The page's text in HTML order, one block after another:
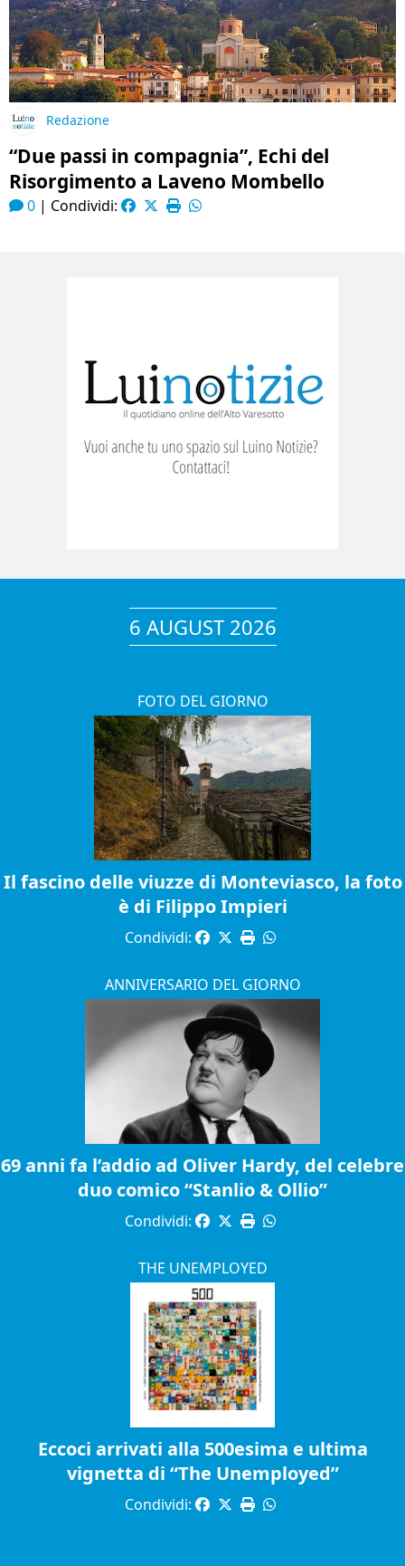
Redazione
“Due passi in compagnia”, Echi del
Risorgimento a Laveno Mombello
0 | Condividi:
6 AUGUST 2026
FOTO DEL GIORNO
Il fascino delle viuzze di Monteviasco, la foto
è di Filippo Impieri
Condividi:
ANNIVERSARIO DEL GIORNO
69 anni fa l’addio ad Oliver Hardy, del celebre
duo comico “Stanlio & Ollio”
Condividi:
THE UNEMPLOYED
Eccoci arrivati alla 500esima e ultima
vignetta di “The Unemployed”
Condividi: